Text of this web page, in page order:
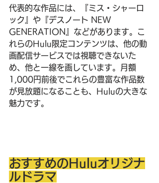
代表的な作品には、『ミス・シャーロ
ック』や『デスノート NEW
GENERATION』などがあります。こ
れらのHulu限定コンテンツは、他の動
画配信サービスでは視聴できないた
め、他と一線を画しています。月額
1,000円前後でこれらの豊富な作品数
が見放題になることも、Huluの大きな
魅力です。
おすすめのHuluオリジナ
ルドラマ